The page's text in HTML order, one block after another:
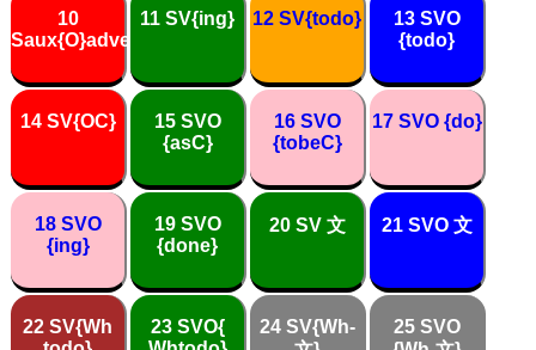
10
Saux{O}adverb
11 SV{ing} 12 SV{todo}
13 SVO
{todo}
14 SV{OC}
15 SVO
{asC}
16 SVO
{tobeC}
17 SVO {do}
18 SVO
{ing}
19 SVO
{done}
20 SV 文 21 SVO 文
22 SV{Wh
23 SVO{
24 SV{Wh-
25 SVO